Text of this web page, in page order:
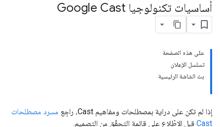
أساسيات تكنولوجيا Google Cast
على هذه الصفحة
تسلسل الإعلان
بث الشاشة الرئيسية
إذا لم تكن على دراية بمصطلحات ومفاهيم Cast، راجِع
مسرد مصطلحات
Cast قبل الاطّلاع على قائمة التحقّق من التصميم.